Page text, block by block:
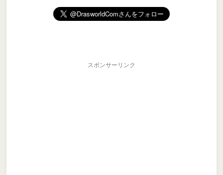
スポンサーリンク